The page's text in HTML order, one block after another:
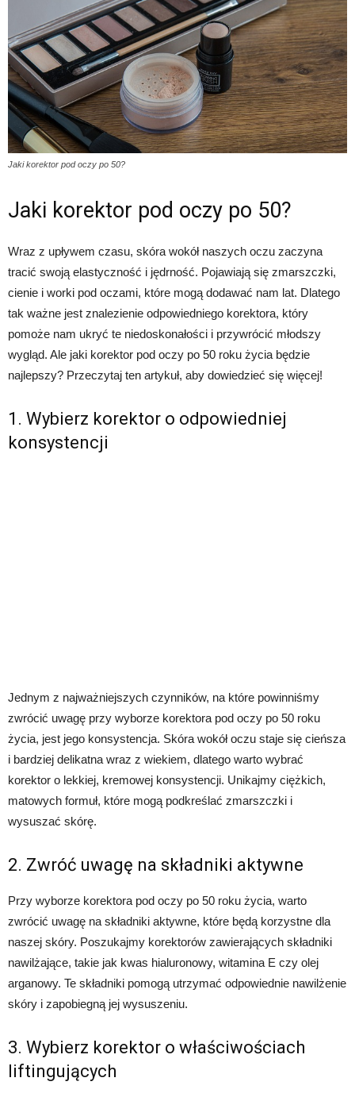
Jaki korektor pod oczy po 50?
Jaki korektor pod oczy po 50?
Wraz z upływem czasu, skóra wokół naszych oczu zaczyna
tracić swoją elastyczność i jędrność. Pojawiają się zmarszczki,
cienie i worki pod oczami, które mogą dodawać nam lat. Dlatego
tak ważne jest znalezienie odpowiedniego korektora, który
pomoże nam ukryć te niedoskonałości i przywrócić młodszy
wygląd. Ale jaki korektor pod oczy po 50 roku życia będzie
najlepszy? Przeczytaj ten artykuł, aby dowiedzieć się więcej!
1. Wybierz korektor o odpowiedniej
konsystencji
Jednym z najważniejszych czynników, na które powinniśmy
zwrócić uwagę przy wyborze korektora pod oczy po 50 roku
życia, jest jego konsystencja. Skóra wokół oczu staje się cieńsza
i bardziej delikatna wraz z wiekiem, dlatego warto wybrać
korektor o lekkiej, kremowej konsystencji. Unikajmy ciężkich,
matowych formuł, które mogą podkreślać zmarszczki i
wysuszać skórę.
2. Zwróć uwagę na składniki aktywne
Przy wyborze korektora pod oczy po 50 roku życia, warto
zwrócić uwagę na składniki aktywne, które będą korzystne dla
naszej skóry. Poszukajmy korektorów zawierających składniki
nawilżające, takie jak kwas hialuronowy, witamina E czy olej
arganowy. Te składniki pomogą utrzymać odpowiednie nawilżenie
skóry i zapobiegną jej wysuszeniu.
3. Wybierz korektor o właściwościach
liftingujących